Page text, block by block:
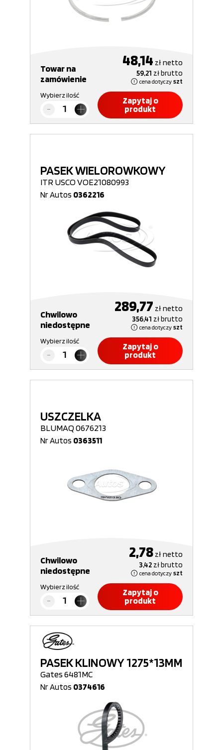
Towar na
zamówienie
48,14 złnetto
59,21 złbrutto
cena dotyczy szt
Wybierz ilość
Zapytaj o
produkt
PASEK WIELOROWKOWY
ITR USCO VOE21080993
Nr Autos 0362216
Chwilowo
niedostępne
289,77 złnetto
356,41 złbrutto
cena dotyczy szt
Wybierz ilość
Zapytaj o
produkt
USZCZELKA
BLUMAQ 0676213
Nr Autos 0363511
Chwilowo
niedostępne
2,78 złnetto
3,42 złbrutto
cena dotyczy szt
Wybierz ilość
Zapytaj o
produkt
PASEK KLINOWY 1275*13MM
Gates 6481MC
Nr Autos 0374616